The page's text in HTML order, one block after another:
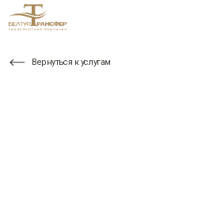
Вернуться к услугам